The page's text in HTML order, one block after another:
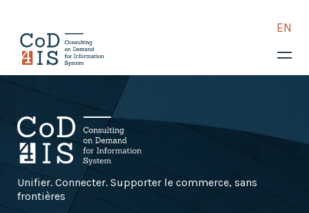
EN
COD4IS
Vos enjeux
Consulting retail
Assistance technique et
métier
TMA
Unifier. Connecter. Supporter le commerce, sans
frontières